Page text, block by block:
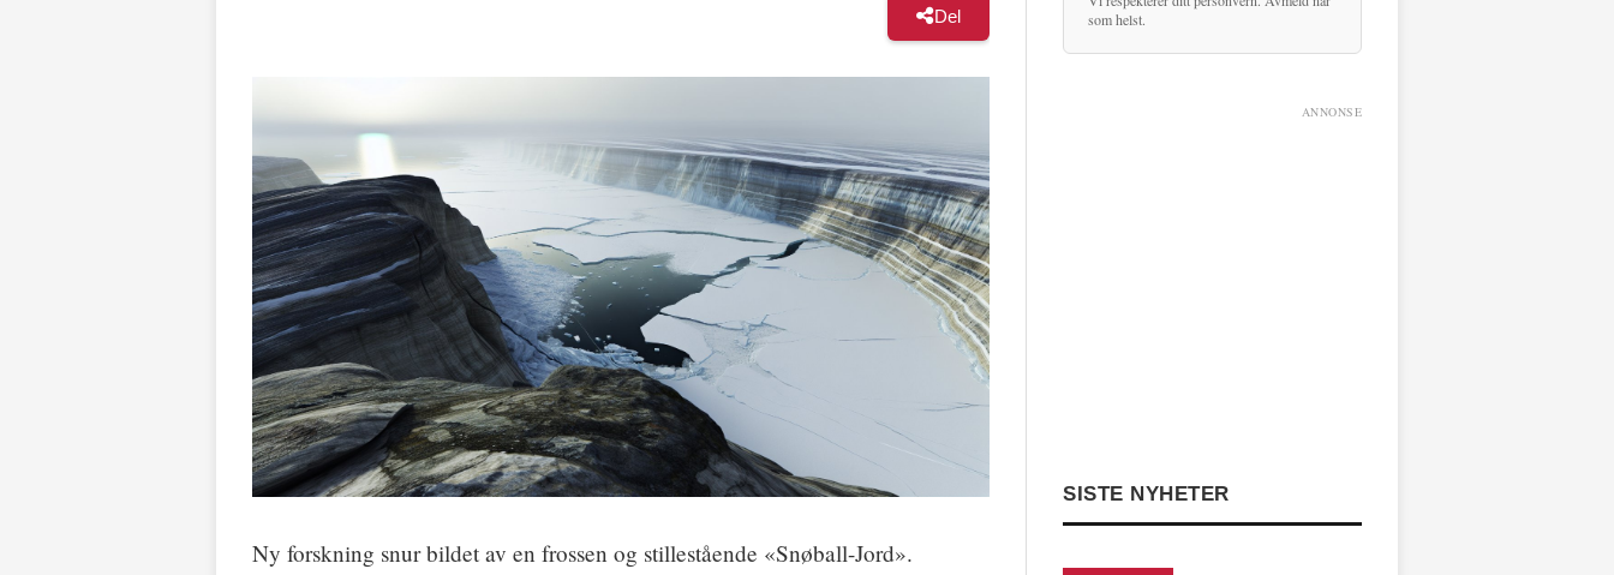
Del
Ny forskning snur bildet av en frossen og stillestående «Snøball-Jord».
som helst.
ANNONSE
SISTE NYHETER